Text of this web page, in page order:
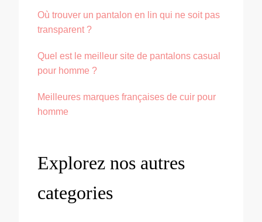
Où trouver un pantalon en lin qui ne soit pas
transparent ?
Quel est le meilleur site de pantalons casual
pour homme ?
Meilleures marques françaises de cuir pour
homme
Explorez nos autres
categories